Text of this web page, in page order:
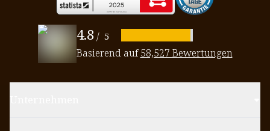
4.8 / 5
Basierend auf58,527 Bewertungen